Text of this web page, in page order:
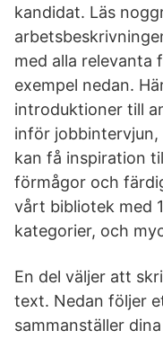
kandidat. Läs
med alla relevanta
exempel nedan.
introduktioner till
inför jobbintervjun,
kan få inspiration
förmågor och
vårt bibliotek med
kategorier, och
En del väljer att
text. Nedan följer
sammanställer